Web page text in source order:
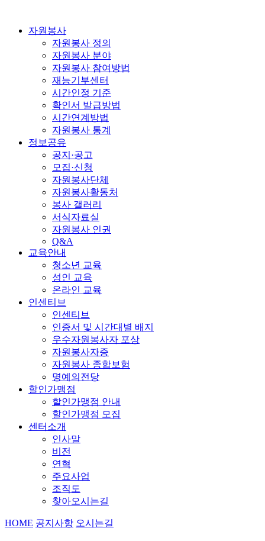
자원봉사
자원봉사 정의
자원봉사 분야
자원봉사 참여방법
재능기부센터
시간인정 기준
확인서 발급방법
시간연계방법
자원봉사 통계
정보공유
공지·공고
모집·신청
자원봉사단체
자원봉사활동처
봉사 갤러리
서식자료실
자원봉사 인권
Q&A
교육안내
청소년 교육
성인 교육
온라인 교육
인센티브
인센티브
인증서 및 시간대별 배지
우수자원봉사자 포상
자원봉사자증
자원봉사 종합보험
명예의전당
할인가맹점
할인가맹점 안내
할인가맹점 모집
센터소개
인사말
비전
연혁
주요사업
조직도
찾아오시는길
HOME 공지사항 오시는길